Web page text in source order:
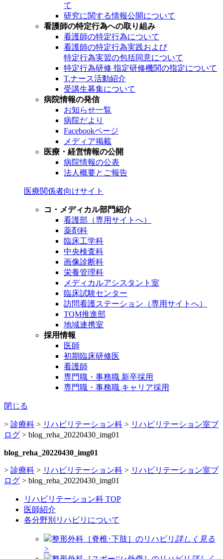
て
研究に関する情報公開について
看護師の特定行為への取り組み
看護師の特定行為について
看護師の特定行為実践および
特定行為実習の包括同意について
特定行為研修 指定研修機関の指定について
T.ナース活動紹介
受講生募集について
病院情報の発信
お知らせ一覧
病院だより
Facebookページ
メディア掲載
医療・経営情報の公開
病院情報の公表
法人概要とご報告
医療関係者向けサイト
コ・メディカル部門紹介
看護部（専用サイトへ）
薬剤科
臨床工学科
中央検査科
画像診断科
栄養管理科
メディカルアシスタント室
臨床試験センター
訪問看護ステーション（専用サイトへ）
TQM推進部
地域連携室
採用情報
医師
初期臨床研修医
看護師
専門職・事務職 新卒採用
専門職・事務職 キャリア採用
閉じる
> 診療科 > リハビリテーション科 > リハビリテーション室ブ
ログ > blog_reha_20220430_img01
blog_reha_20220430_img01
> 診療科 > リハビリテーション科 > リハビリテーション室ブ
ログ > blog_reha_20220430_img01
リハビリテーション科 TOP
医師紹介
各分野別リハビリについて
整形外科［脊椎･下肢］のリハビリ 詳しく見る
>